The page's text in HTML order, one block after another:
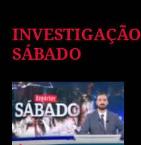
INVESTIGAÇÃO
SÁBADO